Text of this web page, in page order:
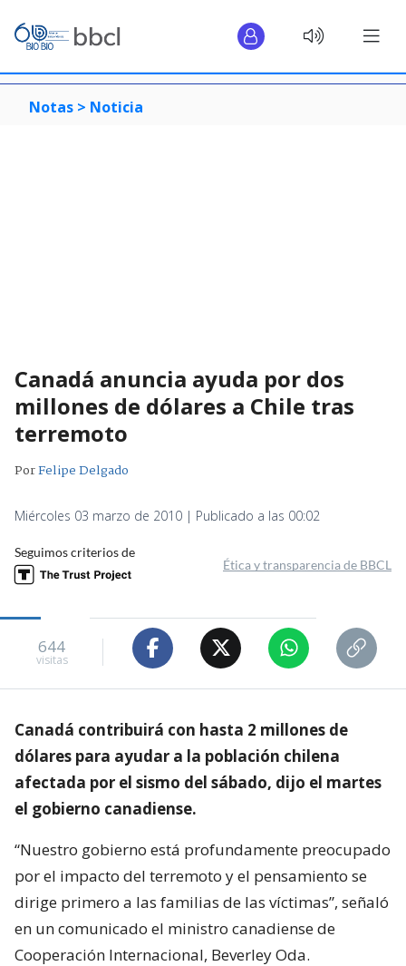
Notas > Noticia
Canadá anuncia ayuda por dos
millones de dólares a Chile tras
terremoto
PorFelipe Delgado
Miércoles 03 marzo de 2010 | Publicado a las 00:02
Seguimos criterios de
Ética y transparencia de BBCL
644
visitas
Canadá contribuirá con hasta 2 millones de
dólares para ayudar a la población chilena
afectada por el sismo del sábado, dijo el martes
el gobierno canadiense.
“Nuestro gobierno está profundamente preocupado
por el impacto del terremoto y el pensamiento se
dirige primero a las familias de las víctimas”, señaló
en un comunicado el ministro canadiense de
Cooperación Internacional, Beverley Oda.